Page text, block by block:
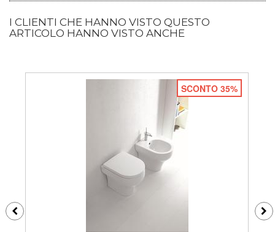
I CLIENTI CHE HANNO VISTO QUESTO
ARTICOLO HANNO VISTO ANCHE
SCONTO 35%